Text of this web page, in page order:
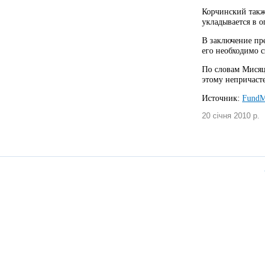
Корчинский
укладывается в
В заключение
его необходимо
По словам
этому
Источник:
20 січня 2010 р.